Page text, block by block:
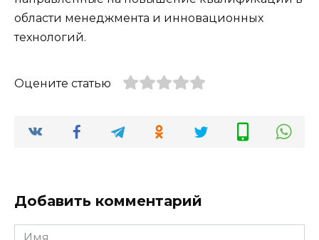
области менеджмента и инновационных
технологий.
Оцените статью
Добавить комментарий
Имя